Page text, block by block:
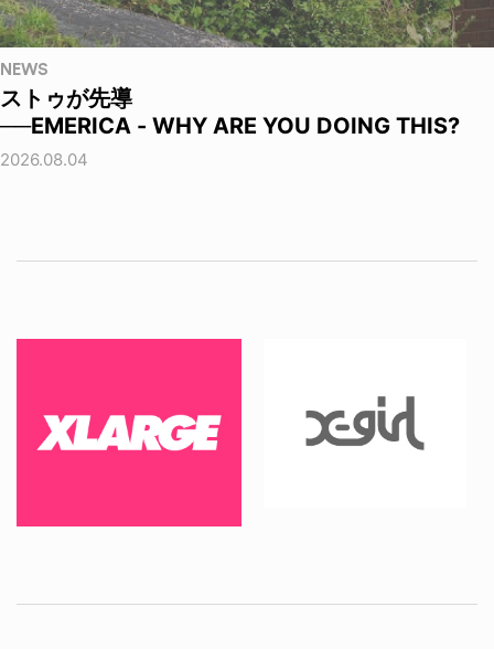
NEWS
ストゥが先導
──EMERICA - WHY ARE YOU DOING THIS?
2026.08.04